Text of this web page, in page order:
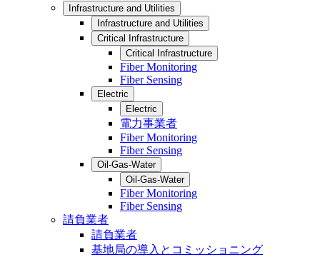
Infrastructure and Utilities
Infrastructure and Utilities
Critical Infrastructure
Critical Infrastructure
Fiber Monitoring
Fiber Sensing
Electric
Electric
電力事業者
Fiber Monitoring
Fiber Sensing
Oil-Gas-Water
Oil-Gas-Water
Fiber Monitoring
Fiber Sensing
請負業者
請負業者
基地局の導入とコミッショニング